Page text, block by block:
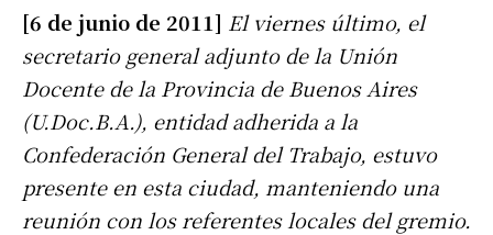
[6 de junio de 2011] El viernes último, el
secretario general adjunto de la Unión
Docente de la Provincia de Buenos Aires
(U.Doc.B.A.), entidad adherida a la
Confederación General del Trabajo, estuvo
presente en esta ciudad, manteniendo una
reunión con los referentes locales del gremio.